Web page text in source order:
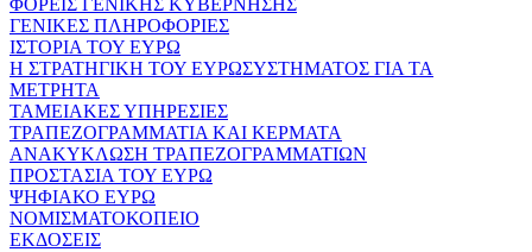
ΓΕΝΙΚΕΣ ΠΛΗΡΟΦΟΡΙΕΣ
ΙΣΤΟΡΙΑ ΤΟΥ ΕΥΡΩ
Η ΣΤΡΑΤΗΓΙΚΗ ΤΟΥ ΕΥΡΩΣΥΣΤΗΜΑΤΟΣ ΓΙΑ ΤΑ
ΜΕΤΡΗΤΑ
ΤΑΜΕΙΑΚΕΣ ΥΠΗΡΕΣΙΕΣ
ΤΡΑΠΕΖΟΓΡΑΜΜΑΤΙΑ ΚΑΙ ΚΕΡΜΑΤΑ
ΑΝΑΚΥΚΛΩΣΗ ΤΡΑΠΕΖΟΓΡΑΜΜΑΤΙΩΝ
ΠΡΟΣΤΑΣΙΑ ΤΟΥ ΕΥΡΩ
ΨΗΦΙΑΚΟ ΕΥΡΩ
ΝΟΜΙΣΜΑΤΟΚΟΠΕΙΟ
ΕΚΔΟΣΕΙΣ